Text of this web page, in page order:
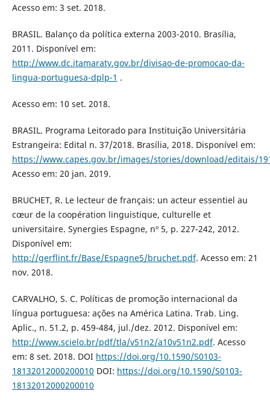
Acesso em: 3 set. 2018.
BRASIL. Balanço da política externa 2003-2010. Brasília,
2011. Disponível em:
http://www.dc.itamaraty.gov.br/divisao-de-promocao-da-
lingua-portuguesa-dplp-1 .
Acesso em: 10 set. 2018.
BRASIL. Programa Leitorado para Instituição Universitária
Estrangeira: Edital n. 37/2018. Brasília, 2018. Disponível em:
https://www.capes.gov.br/images/stories/download/editais/
Acesso em: 20 jan. 2019.
BRUCHET, R. Le lecteur de français: un acteur essentiel au
cœur de la coopération linguistique, culturelle et
universitaire. Synergies Espagne, nº 5, p. 227-242, 2012.
Disponível em:
http://gerflint.fr/Base/Espagne5/bruchet.pdf. Acesso em: 21
nov. 2018.
CARVALHO, S. C. Políticas de promoção internacional da
língua portuguesa: ações na América Latina. Trab. Ling.
Aplic., n. 51.2, p. 459-484, jul./dez. 2012. Disponível em:
http://www.scielo.br/pdf/tla/v51n2/a10v51n2.pdf. Acesso
em: 8 set. 2018. DOI https://doi.org/10.1590/S0103-
18132012000200010 DOI: https://doi.org/10.1590/S0103-
18132012000200010